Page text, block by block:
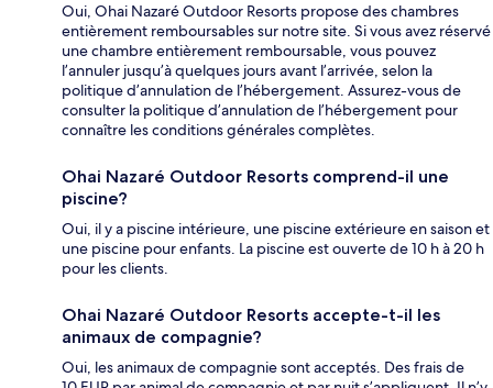
Oui, Ohai Nazaré Outdoor Resorts propose des chambres
entièrement remboursables sur notre site. Si vous avez réservé
une chambre entièrement remboursable, vous pouvez
l’annuler jusqu’à quelques jours avant l’arrivée, selon la
politique d’annulation de l’hébergement. Assurez-vous de
consulter la politique d’annulation de l’hébergement pour
connaître les conditions générales complètes.
Ohai Nazaré Outdoor Resorts comprend-il une
piscine?
Oui, il y a piscine intérieure, une piscine extérieure en saison et
une piscine pour enfants. La piscine est ouverte de 10 h à 20 h
pour les clients.
Ohai Nazaré Outdoor Resorts accepte-t-il les
animaux de compagnie?
Oui, les animaux de compagnie sont acceptés. Des frais de